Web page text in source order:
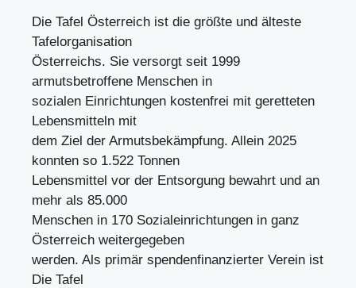
Die Tafel Österreich ist die größte und älteste
Tafelorganisation
Österreichs. Sie versorgt seit 1999
armutsbetroffene Menschen in
sozialen Einrichtungen kostenfrei mit geretteten
Lebensmitteln mit
dem Ziel der Armutsbekämpfung. Allein 2025
konnten so 1.522 Tonnen
Lebensmittel vor der Entsorgung bewahrt und an
mehr als 85.000
Menschen in 170 Sozialeinrichtungen in ganz
Österreich weitergegeben
werden. Als primär spendenfinanzierter Verein ist
Die Tafel